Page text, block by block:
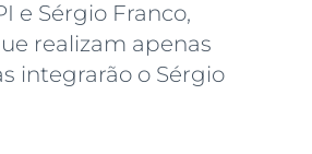
e Sérgio Franco,
realizam apenas
integrarão o Sérgio